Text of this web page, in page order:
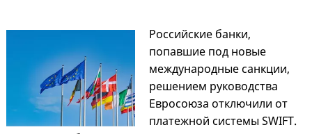
Российские банки,
попавшие под новые
международные санкции,
решением руководства
Евросоюза отключили от
платежной системы SWIFT.